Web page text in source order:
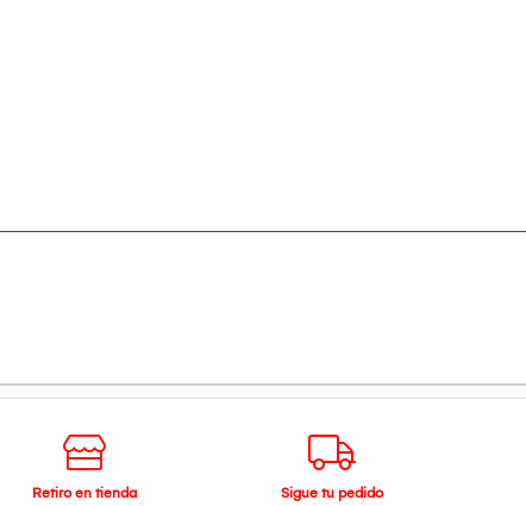
Retiro en tienda
Sigue tu pedido